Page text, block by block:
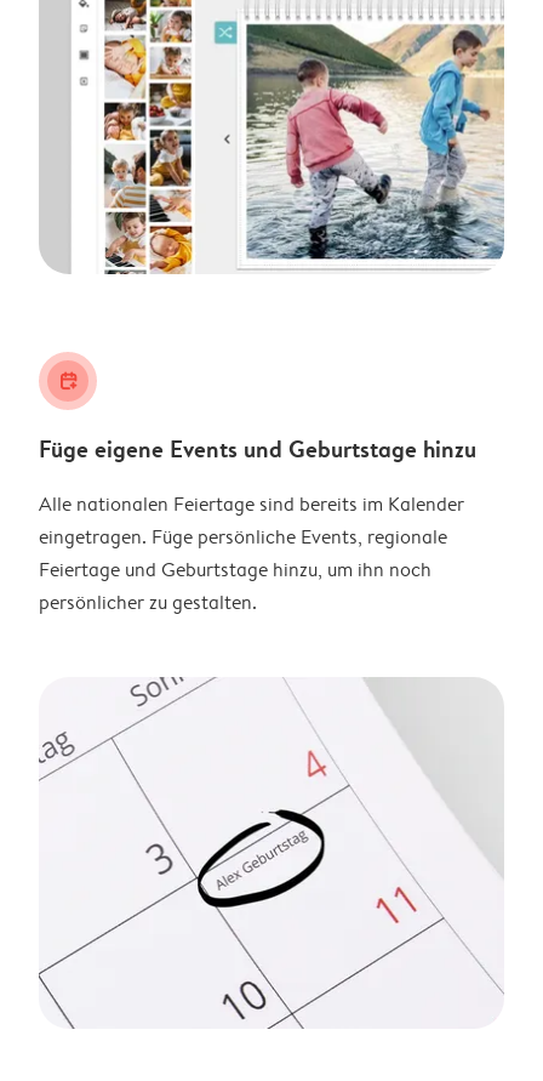
calendar_plus
Füge eigene Events und Geburtstage hinzu
Alle nationalen Feiertage sind bereits im Kalender
eingetragen. Füge persönliche Events, regionale
Feiertage und Geburtstage hinzu, um ihn noch
persönlicher zu gestalten.